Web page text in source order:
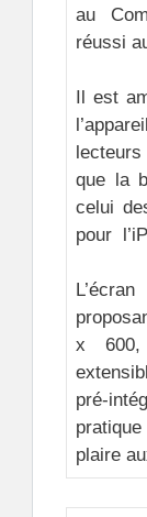
au
réussi
Il est
que la
celui
pour
x
pré-
plaire